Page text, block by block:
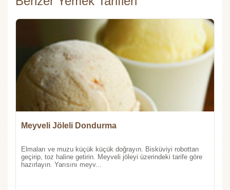
Meyveli Jöleli Dondurma
Elmaları ve muzu küçük küçük doğrayın. Bisküviyi robottan
geçirip, toz haline getirin. Meyveli jöleyi üzerindeki tarife göre
hazırlayın. Yarısını meyv...